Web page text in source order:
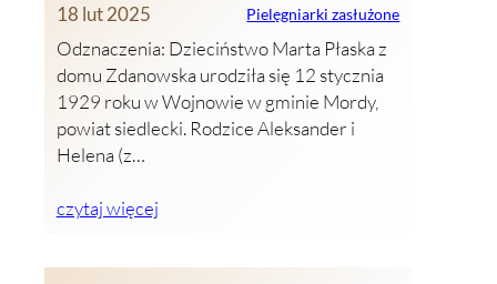
18 lut 2025 Pielęgniarki zasłużone
Odznaczenia: Dzieciństwo Marta Płaska z
domu Zdanowska urodziła się 12 stycznia
1929 roku w Wojnowie w gminie Mordy,
powiat siedlecki. Rodzice Aleksander i
Helena (z…
czytaj więcej